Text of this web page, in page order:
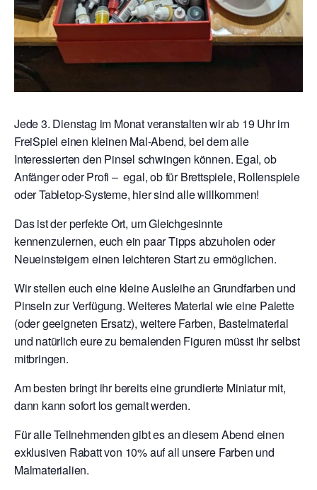
Jede 3. Dienstag im Monat veranstalten wir ab 19 Uhr im
FreiSpiel einen kleinen Mal-Abend, bei dem alle
Interessierten den Pinsel schwingen können. Egal, ob
Anfänger oder Profi – egal, ob für Brettspiele, Rollenspiele
oder Tabletop-Systeme, hier sind alle willkommen!
Das ist der perfekte Ort, um Gleichgesinnte
kennenzulernen, euch ein paar Tipps abzuholen oder
Neueinsteigern einen leichteren Start zu ermöglichen.
Wir stellen euch eine kleine Ausleihe an Grundfarben und
Pinseln zur Verfügung. Weiteres Material wie eine Palette
(oder geeigneten Ersatz), weitere Farben, Bastelmaterial
und natürlich eure zu bemalenden Figuren müsst ihr selbst
mitbringen.
Am besten bringt ihr bereits eine grundierte Miniatur mit,
dann kann sofort los gemalt werden.
Für alle Teilnehmenden gibt es an diesem Abend einen
exklusiven Rabatt von 10% auf all unsere Farben und
Malmaterialien.